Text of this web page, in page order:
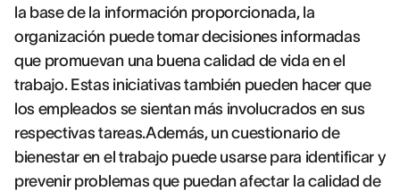
la base de la información proporcionada, la
organización puede tomar decisiones informadas
que promuevan una buena calidad de vida en el
trabajo. Estas iniciativas también pueden hacer que
los empleados se sientan más involucrados en sus
respectivas tareas.Además, un cuestionario de
bienestar en el trabajo puede usarse para identificar y
prevenir problemas que puedan afectar la calidad de